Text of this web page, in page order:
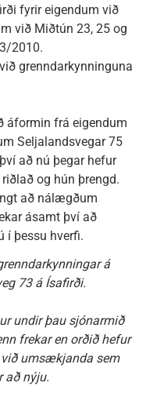
fyrir eigendum við
við Miðtún 23, 25 og
2010.
grenndarkynninguna
áformin frá eigendum
Seljalandsvegar 75
að nú þegar hefur
og hún þrengd.
að nálægðum
ásamt því að
í þessu hverfi.
á
73 á Ísafirði.
undir þau sjónarmið
frekar en orðið hefur
umsækjanda sem
að nýju.